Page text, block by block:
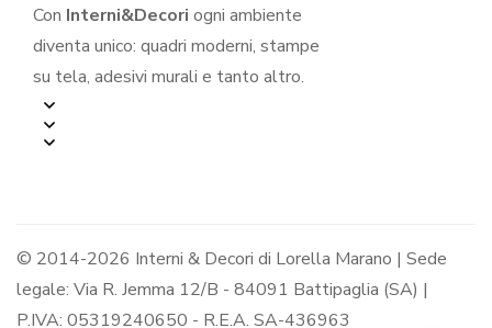
Con Interni&Decori ogni ambiente
diventa unico: quadri moderni, stampe
su tela, adesivi murali e tanto altro.
© 2014-2026 Interni & Decori di Lorella Marano | Sede
legale: Via R. Jemma 12/B - 84091 Battipaglia (SA) |
P.IVA: 05319240650 - R.E.A. SA-436963